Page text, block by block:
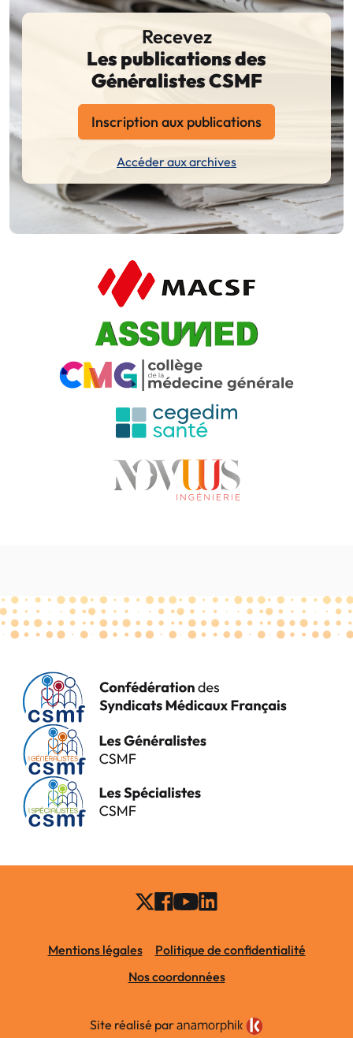
Recevez
Les publications des
Généralistes CSMF
Inscription aux publications
Accéder aux archives
Mentions légales
Politique de confidentialité
Nos coordonnées
Site réalisé par